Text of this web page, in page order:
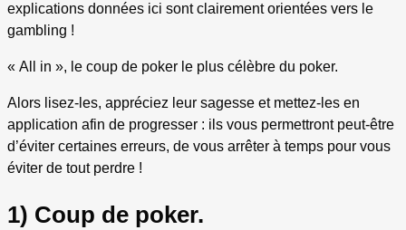
explications données ici sont clairement orientées vers le
gambling !
« All in », le coup de poker le plus célèbre du poker.
Alors lisez-les, appréciez leur sagesse et mettez-les en
application afin de progresser : ils vous permettront peut-être
d’éviter certaines erreurs, de vous arrêter à temps pour vous
éviter de tout perdre !
1) Coup de poker.